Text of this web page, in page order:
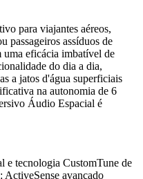
para viajantes aéreos,
passageiros assíduos de
uma eficácia imbatível de
do dia a dia,
a jatos d'água superficiais
na autonomia de 6
Áudio Espacial é
e tecnologia CustomTune de
: ActiveSense avançado